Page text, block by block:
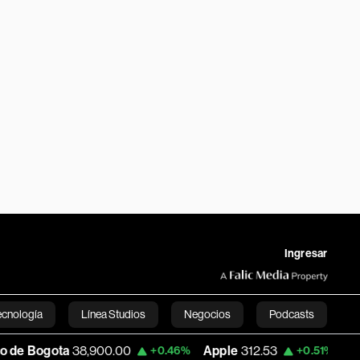
Ingresar
Línea Studios Negocios Podcasts
English+0.46% Apple 312.53 +0.51% USD COP